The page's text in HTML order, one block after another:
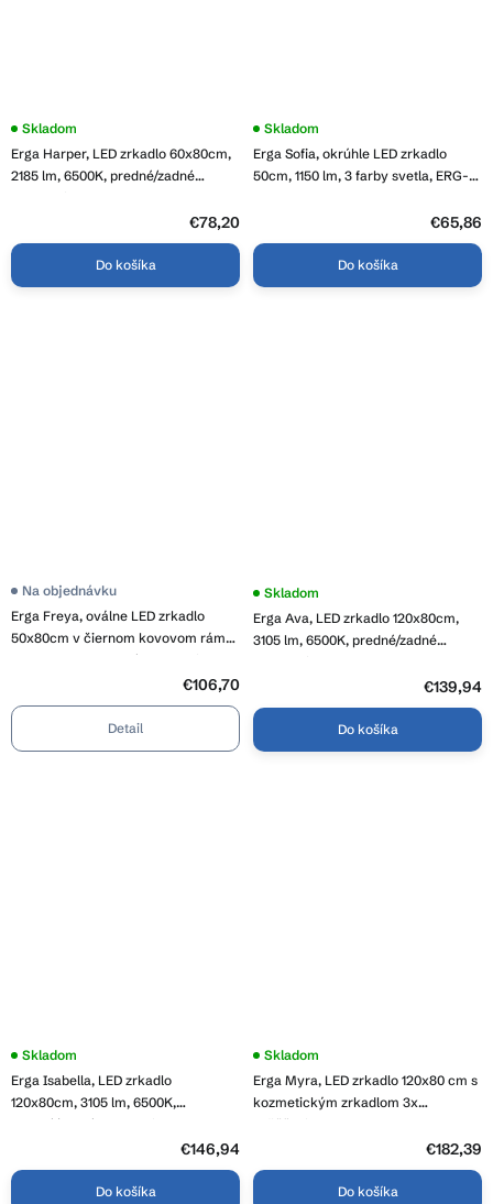
Erga Harper, LED zrkadlo 60x80cm,
2185 lm, 6500K, predné/zadné
Skladom
€78,20
Do košíka
Erga Sofia, okrúhle LED zrkadlo
50cm, 1150 lm, 3 farby svetla, ERG-
Priemerné
produktu
je
Skladom
€65,86
Do košíka
Erga Freya, oválne LED zrkadlo
50x80cm v čiernom kovovom ráme,
3 farby svetla, zadné osvetlenie,
zapareniu, ERG-V01-FREYA-5080-
Na objednávku
€106,70
Detail
Erga Ava, LED zrkadlo 120x80cm,
3105 lm, 6500K, predné/zadné
Skladom
€139,94
Do košíka
Erga Isabella, LED zrkadlo
120x80cm, 3105 lm, 6500K,
predné/zadné osvetlenie, ERG-V01-
Priemerné
produktu
je
Skladom
€146,94
Do košíka
Erga Myra, LED zrkadlo 120x80 cm s
kozmetickým zrkadlom 3x
zväčšenie, 4598 lm, 3 farby svetla,
zadné osvetlenie, ERG-V01-MYRA-
1280-00
Skladom
€182,39
Do košíka